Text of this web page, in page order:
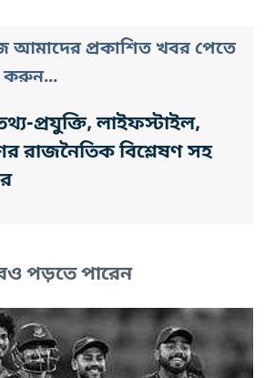
প্রকাশিত খবর পেতে
করুন...
প্রযুক্তি, লাইফস্টাইল,
রাজনৈতিক বিশ্লেষণ সহ
পড়তে পারেন